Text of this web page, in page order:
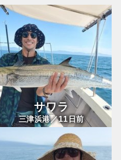
サワラ
三津浜港／11 日前